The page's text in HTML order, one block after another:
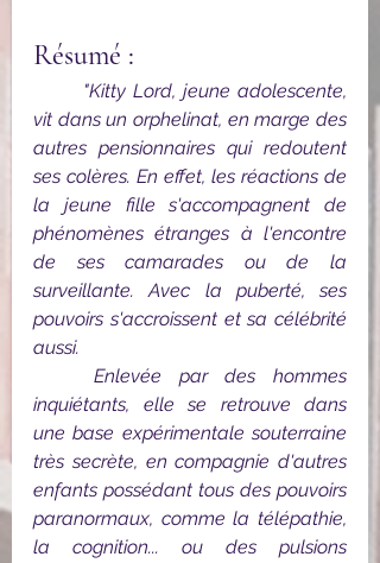
Résumé :
vit dans un orphelinat, en marge des
autres pensionnaires qui redoutent
ses colères. En effet, les réactions de
la jeune fille s'accompagnent de
phénomènes étranges à l'encontre
de ses camarades ou de la
surveillante. Avec la puberté, ses
pouvoirs s'accroissent et sa célébrité
aussi.
Enlevée par des hommes
inquiétants, elle se retrouve dans
une base expérimentale souterraine
très secrète, en compagnie d'autres
enfants possédant tous des pouvoirs
paranormaux, comme la télépathie,
la cognition... ou des pulsions